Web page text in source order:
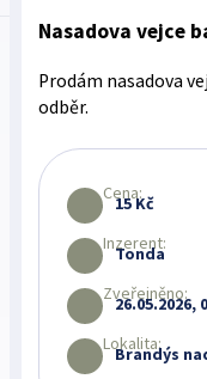
Nasadova vejce
Prodám nasadova
odběr.
Cena:
15 Kč
Inzerent:
Tonda
Zveřejněno:
26.05.2026,
Lokalita:
Brandýs